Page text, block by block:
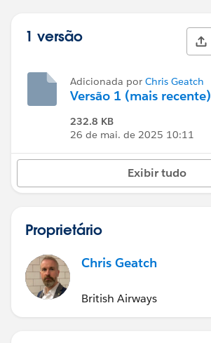
1 versão
Adicionada por Chris Geatch
Versão 1 (mais recente)
232.8 KB
26 de mai. de 2025 10:11
Exibir tudo
Proprietário
Chris Geatch
British Airways